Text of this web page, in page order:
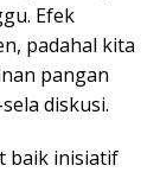
Efek
padahal kita
pangan
diskusi.
baik inisiatif